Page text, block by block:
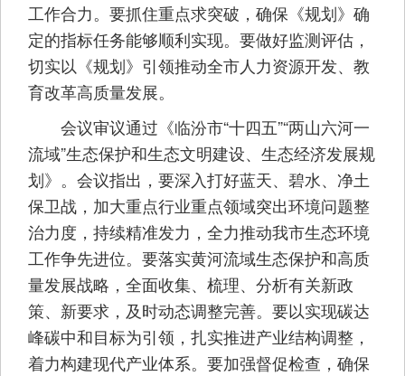
工作合力。要抓住重点求突破，确保《规划》确
定的指标任务能够顺利实现。要做好监测评估，
切实以《规划》引领推动全市人力资源开发、教
育改革高质量发展。
会议审议通过《临汾市“十四五”“两山六河一
流域”生态保护和生态文明建设、生态经济发展规
划》。会议指出，要深入打好蓝天、碧水、净土
保卫战，加大重点行业重点领域突出环境问题整
治力度，持续精准发力，全力推动我市生态环境
工作争先进位。要落实黄河流域生态保护和高质
量发展战略，全面收集、梳理、分析有关新政
策、新要求，及时动态调整完善。要以实现碳达
峰碳中和目标为引领，扎实推进产业结构调整，
着力构建现代产业体系。要加强督促检查，确保